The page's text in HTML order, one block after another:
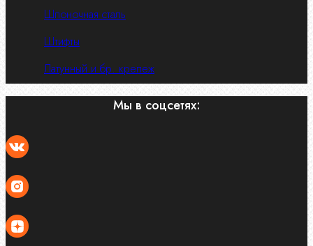
Шпоночная сталь
Штифты
Латунный и бр. крепеж
Мы в соцсетях: